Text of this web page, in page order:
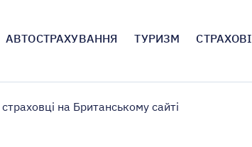
АВТОСТРАХУВАННЯ ТУРИЗМ СТРАХОВІ
на Британському сайті